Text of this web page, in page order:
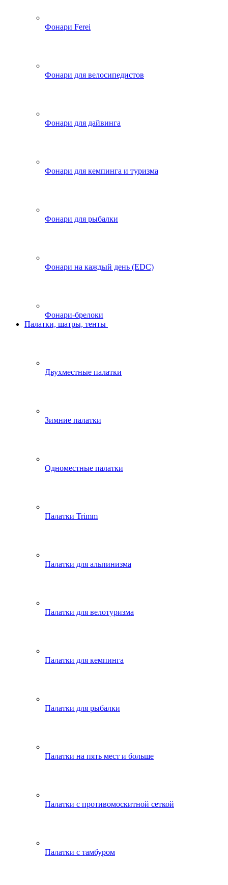
Фонари Ferei
Фонари для велосипедистов
Фонари для дайвинга
Фонари для кемпинга и туризма
Фонари для рыбалки
Фонари на каждый день (EDC)
Фонари-брелоки
Палатки, шатры, тенты
Двухместные палатки
Зимние палатки
Одноместные палатки
Палатки Trimm
Палатки для альпинизма
Палатки для велотуризма
Палатки для кемпинга
Палатки для рыбалки
Палатки на пять мест и больше
Палатки с противомоскитной сеткой
Палатки с тамбуром